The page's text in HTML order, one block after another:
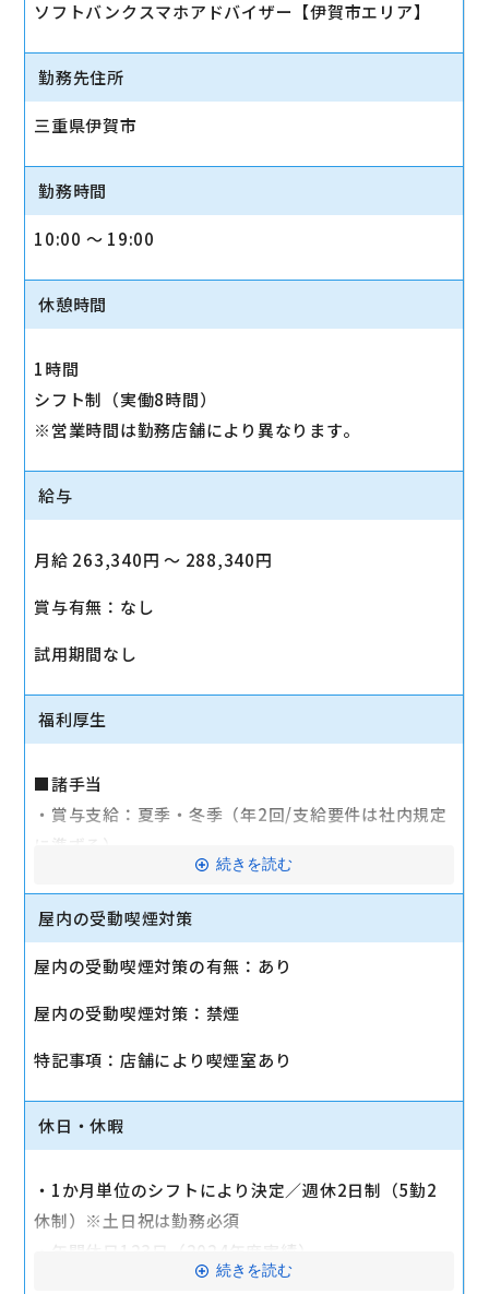
ソフトバンクスマホアドバイザー【伊賀市エリア】
勤務先住所
三重県伊賀市
勤務時間
10:00 〜 19:00
休憩時間
1時間
シフト制（実働8時間）
※営業時間は勤務店舗により異なります。
給与
月給 263,340円 〜 288,340円
賞与有無：なし
試用期間なし
福利厚生
■諸手当
・賞与支給：夏季・冬季（年2回/支給要件は社内規定
に準ずる）
・時間外手当あり（平均残業時間：10h/月）
・通勤手当支給（規定あり）
災保険）
・入社時に研修有（職種・地域によって研修日程が異
なる）
・制服貸与
等）
交通費全額支給
続きを読む
屋内の受動喫煙対策
屋内の受動喫煙対策の有無：あり
屋内の受動喫煙対策：禁煙
特記事項：店舗により喫煙室あり
休日・休暇
・1か月単位のシフトにより決定／週休2日制（5勤2
休制）※土日祝は勤務必須
・年間休日123日（2024年度実績）
・有給休暇：6か月勤務後11日付与
続きを読む